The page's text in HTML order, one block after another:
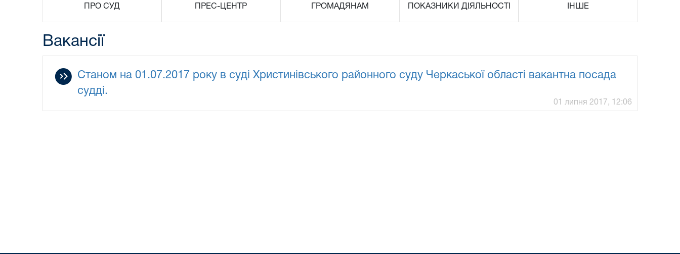
ПРО СУД ПРЕС-ЦЕНТР ГРОМАДЯНАМ ПОКАЗНИКИ ДІЯЛЬНОСТІ ІНШЕ
Вакансії
Станом на 01.07.2017 року в суді Христинівського районного суду Черкаської області вакантна посада
судді.
01 липня 2017, 12:06